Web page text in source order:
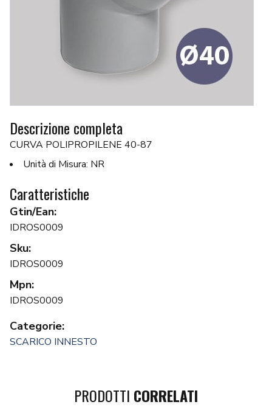
Descrizione completa
CURVA POLIPROPILENE 40-87
Unità di Misura: NR
Caratteristiche
Gtin/Ean:
IDROS0009
Sku:
IDROS0009
Mpn:
IDROS0009
Categorie:
SCARICO INNESTO
PRODOTTI CORRELATI